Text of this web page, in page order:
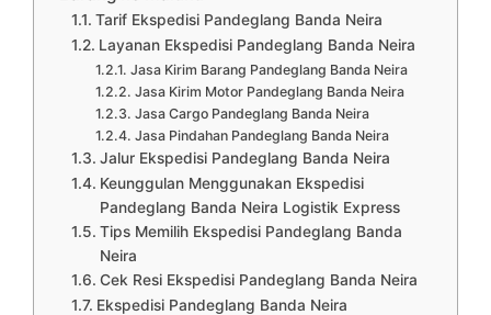
Tarif Ekspedisi Pandeglang Banda Neira
Layanan Ekspedisi Pandeglang Banda Neira
Jasa Kirim Barang Pandeglang Banda Neira
Jasa Kirim Motor Pandeglang Banda Neira
Jasa Cargo Pandeglang Banda Neira
Jasa Pindahan Pandeglang Banda Neira
Jalur Ekspedisi Pandeglang Banda Neira
Keunggulan Menggunakan Ekspedisi
Pandeglang Banda Neira Logistik Express
Tips Memilih Ekspedisi Pandeglang Banda
Neira
Cek Resi Ekspedisi Pandeglang Banda Neira
Ekspedisi Pandeglang Banda Neira